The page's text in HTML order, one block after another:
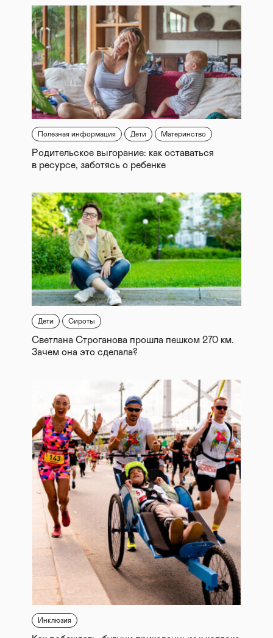
Полезная информация Дети Материнство
Родительское выгорание: как оставаться
в ресурсе, заботясь о ребенке
Дети Сироты
Светлана Строганова прошла пешком 270 км.
Зачем она это сделала?
Инклюзия